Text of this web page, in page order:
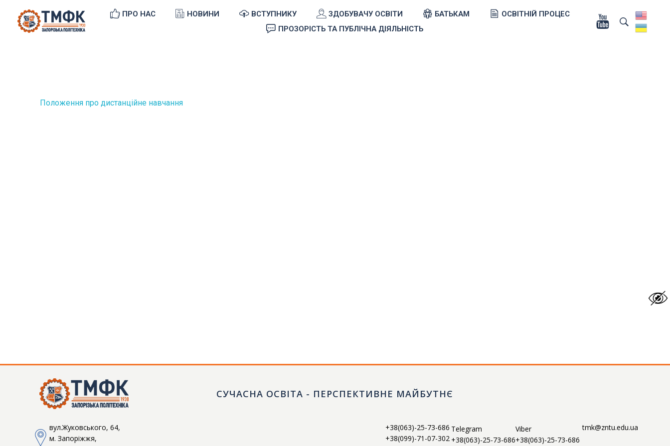
ПРО НАС НОВИНИ ВСТУПНИКУ ЗДОБУВАЧУ ОСВІТИ БАТЬКАМ
ОСВІТНІЙ ПРОЦЕС
ПРОЗОРІСТЬ ТА ПУБЛІЧНА ДІЯЛЬНІСТЬ
Положення про дистанційне навчання
вул.Жуковського, 64,
м. Запоріжжя,
+38(063)-25-73-686
+38(099)-71-07-302
Telegram
+38(063)-25-73-686
Viber
+38(063)-25-73-686
tmk@zntu.edu.ua
СУЧАСНА ОСВІТА - ПЕРСПЕКТИВНЕ МАЙБУТНЄ
ТМФК